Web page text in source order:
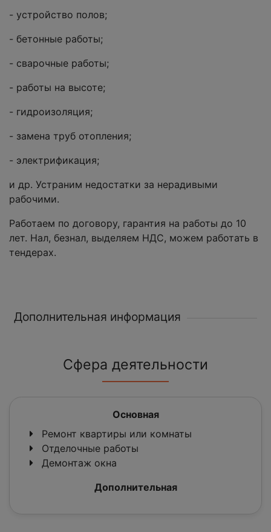
- устройство полов;
- бетонные работы;
- сварочные работы;
- работы на высоте;
- гидроизоляция;
- замена труб отопления;
- электрификация;
и др. Устраним недостатки за нерадивыми
рабочими.
Работаем по договору, гарантия на работы до 10
лет. Нал, безнал, выделяем НДС, можем работать в
тендерах.
Дополнительная информация
Сфера деятельности
Основная
Ремонт квартиры или комнаты
Отделочные работы
Демонтаж окна
Дополнительная